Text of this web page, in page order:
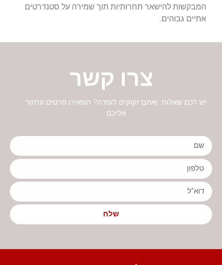
המבקשות להישאר תחרותיות תוך שמירה על סטנדרטים
אתיים גבוהים.
צרו קשר
יש לכם שאלות ואתם זקוקים לעזרה? השאירו פרטים ונחזור
אליכם
שלח